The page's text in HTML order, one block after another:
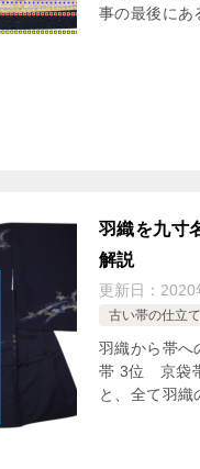
事の最後に
羽織を九寸
解説
更新日： 2020
古い帯の仕立
羽織から帯
帯 3位 京袋
と、全て羽